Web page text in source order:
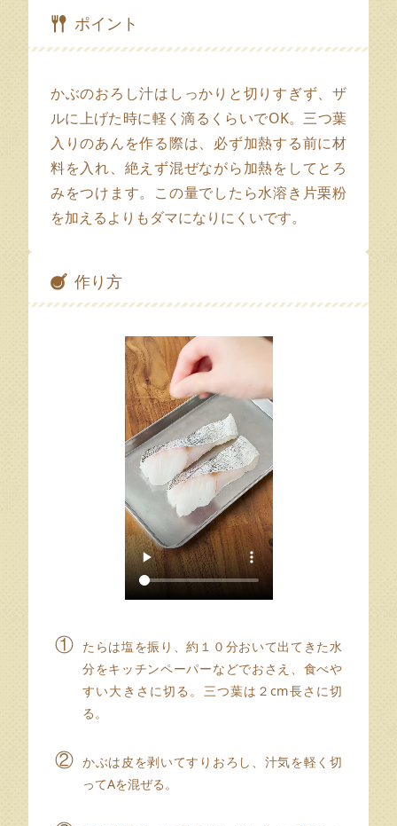
ポイント
かぶのおろし汁はしっかりと切りすぎず、ザ
ルに上げた時に軽く滴るくらいでOK。三つ葉
入りのあんを作る際は、必ず加熱する前に材
料を入れ、絶えず混ぜながら加熱をしてとろ
みをつけます。この量でしたら水溶き片栗粉
を加えるよりもダマになりにくいです。
作り方
① たらは塩を振り、約１０分おいて出てきた水
分をキッチンペーパーなどでおさえ、食べや
すい大きさに切る。三つ葉は２cm長さに切
る。
② かぶは皮を剥いてすりおろし、汁気を軽く切
ってAを混ぜる。